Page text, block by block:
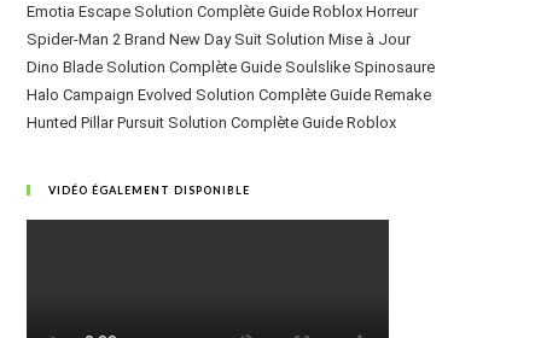
Emotia Escape Solution Complète Guide Roblox Horreur
Spider-Man 2 Brand New Day Suit Solution Mise à Jour
Dino Blade Solution Complète Guide Soulslike Spinosaure
Halo Campaign Evolved Solution Complète Guide Remake
Hunted Pillar Pursuit Solution Complète Guide Roblox
VIDÉO ÉGALEMENT DISPONIBLE